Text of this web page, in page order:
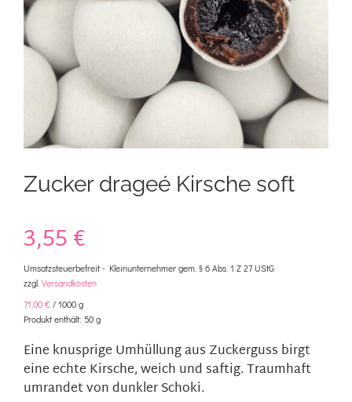
Kontakt
Mein Konto
Warenkorb
Zucker drageé Kirsche soft
3,55€
Umsatzsteuerbefreit - Kleinunternehmer gem. § 6 Abs. 1 Z 27 UStG
zzgl. Versandkosten
71,00 € / 1000 g
Produkt enthält: 50 g
Eine knusprige Umhüllung aus Zuckerguss birgt
eine echte Kirsche, weich und saftig. Traumhaft
umrandet von dunkler Schoki.